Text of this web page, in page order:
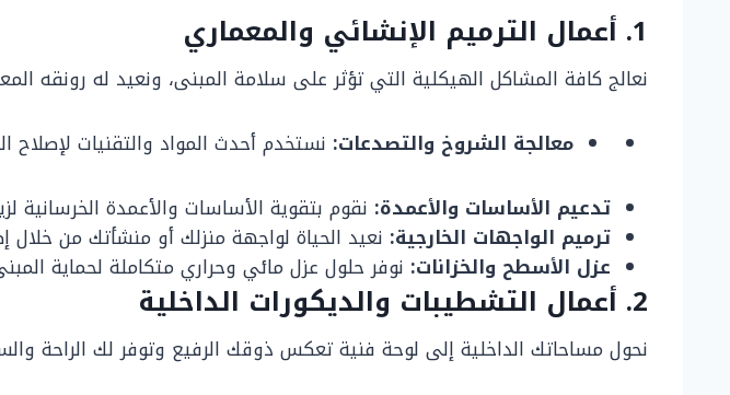
1. أعمال الترميم الإنشائي والمعماري
نعالج كافة المشاكل الهيكلية التي تؤثر على سلامة المبنى، ونعيد له رونقه
معالجة الشروخ والتصدعات: نستخدم أحدث المواد والتقنيات
تدعيم الأساسات والأعمدة: نقوم بتقوية الأساسات والأعمدة الخرسانية
ترميم الواجهات الخارجية: نعيد الحياة لواجهة منزلك أو منشأتك من خلال
عزل الأسطح والخزانات: نوفر حلول عزل مائي وحراري متكاملة لحماية
2. أعمال التشطيبات والديكورات الداخلية
نحول مساحاتك الداخلية إلى لوحة فنية تعكس ذوقك الرفيع وتوفر لك الراحة